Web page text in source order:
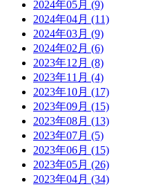
2024年05月 (9)
2024年04月 (11)
2024年03月 (9)
2024年02月 (6)
2023年12月 (8)
2023年11月 (4)
2023年10月 (17)
2023年09月 (15)
2023年08月 (13)
2023年07月 (5)
2023年06月 (15)
2023年05月 (26)
2023年04月 (34)